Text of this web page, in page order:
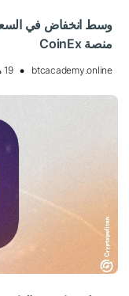
منصة CoinEx
btcacademy.online 19 مارس 2025 13:51, UTC